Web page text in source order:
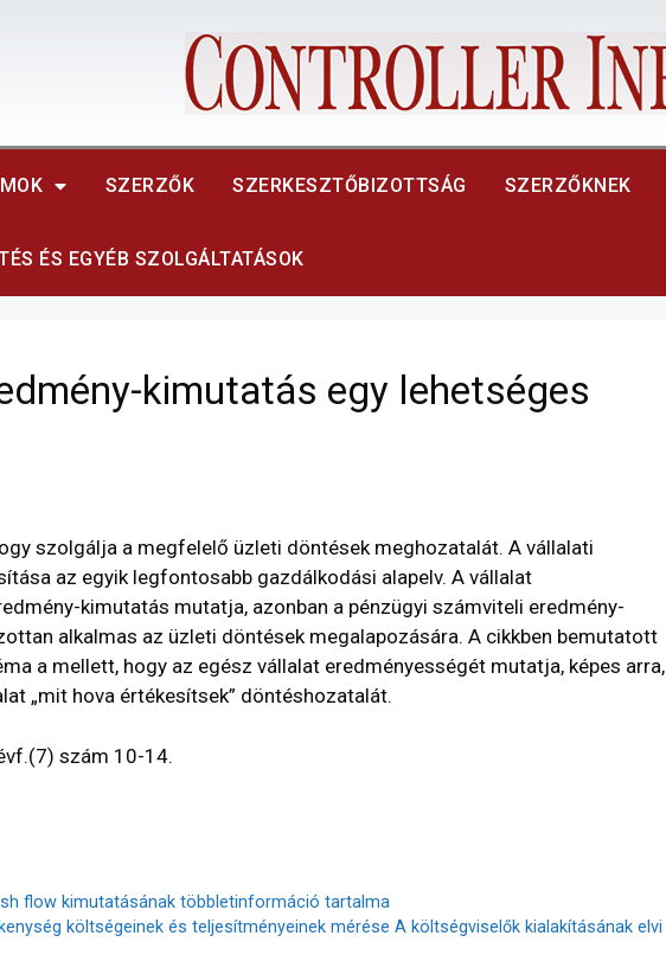
SZERZŐK SZERKESZTŐBIZOTTSÁG SZERZŐKNEK
ÉS EGYÉB SZOLGÁLTATÁSOK
kimutatás egy lehetséges
szolgálja a megfelelő üzleti döntések meghozatalát. A vállalati
az egyik legfontosabb gazdálkodási alapelv. A vállalat
kimutatás mutatja, azonban a pénzügyi számviteli eredmény-
alkalmas az üzleti döntések megalapozására. A cikkben bemutatott
a mellett, hogy az egész vállalat eredményességét mutatja, képes arra,
„mit hova értékesítsek” döntéshozatalát.
szám 10-14.
flow kimutatásának többletinformáció tartalma
költségeinek és teljesítményeinek mérése A költségviselők kialakításának elvi